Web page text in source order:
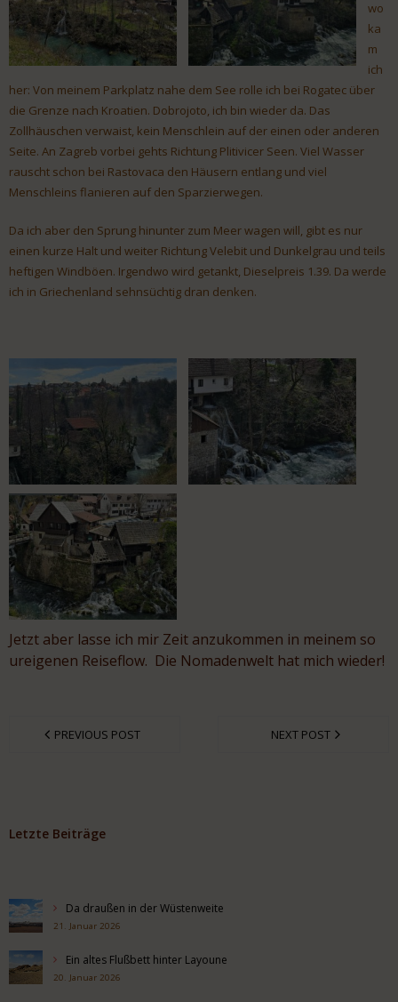
wo
ka
m
ich
her: Von meinem Parkplatz nahe dem See rolle ich bei Rogatec über
die Grenze nach Kroatien. Dobrojoto, ich bin wieder da. Das
Zollhäuschen verwaist, kein Menschlein auf der einen oder anderen
Seite. An Zagreb vorbei gehts Richtung Plitivicer Seen. Viel Wasser
rauscht schon bei Rastovaca den Häusern entlang und viel
Menschleins flanieren auf den Sparzierwegen.
Da ich aber den Sprung hinunter zum Meer wagen will, gibt es nur
einen kurze Halt und weiter Richtung Velebit und Dunkelgrau und teils
heftigen Windböen. Irgendwo wird getankt, Dieselpreis 1.39. Da werde
ich in Griechenland sehnsüchtig dran denken.
Jetzt aber lasse ich mir Zeit anzukommen in meinem so
ureigenen Reiseflow. Die Nomadenwelt hat mich wieder!
PREVIOUS POST NEXT POST
Letzte Beiträge
Da draußen in der Wüstenweite
21. Januar 2026
Ein altes Flußbett hinter Layoune
20. Januar 2026